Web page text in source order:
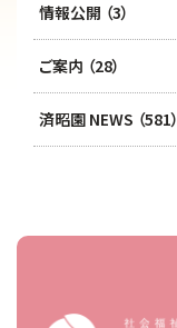
情報公開 （3）
ご案内 （28）
済昭園 NEWS （581）